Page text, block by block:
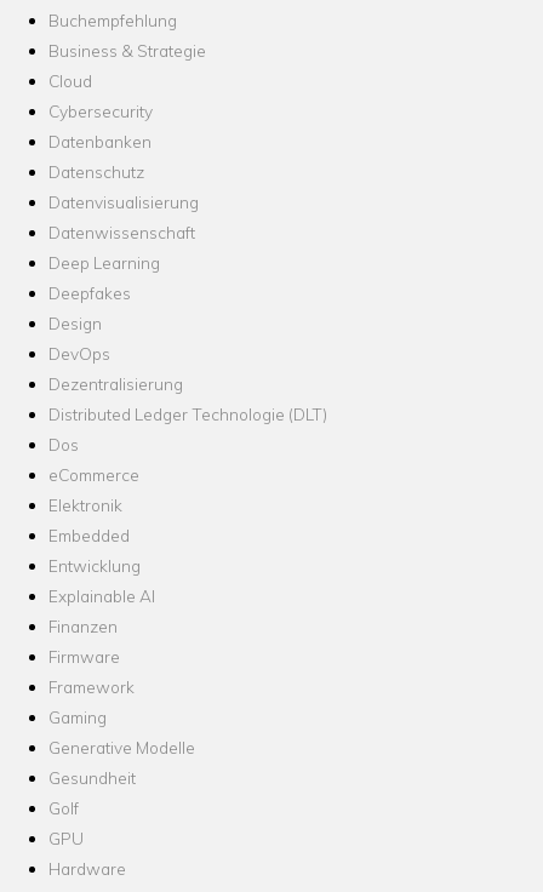
Buchempfehlung
Business & Strategie
Cloud
Cybersecurity
Datenbanken
Datenschutz
Datenvisualisierung
Datenwissenschaft
Deep Learning
Deepfakes
Design
DevOps
Dezentralisierung
Distributed Ledger Technologie (DLT)
Dos
eCommerce
Elektronik
Embedded
Entwicklung
Explainable AI
Finanzen
Firmware
Framework
Gaming
Generative Modelle
Gesundheit
Golf
GPU
Hardware